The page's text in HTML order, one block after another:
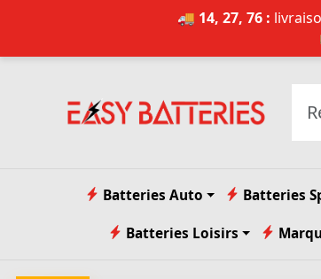
🚚 14, 27, 76 :
Batteries Auto Batteries
Batteries Loisirs